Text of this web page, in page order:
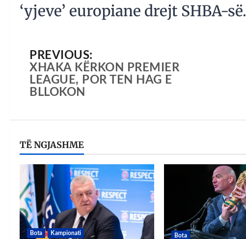
‘yjeve’ europiane drejt SHBA-së.
PREVIOUS:
XHAKA KËRKON PREMIER
LEAGUE, POR TEN HAG E
BLLOKON
TË NGJASHME
Bota Kampionati Bota